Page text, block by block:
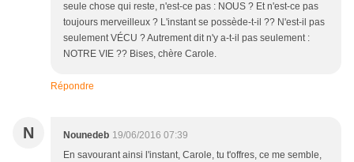
seule chose qui reste, n'est-ce pas : NOUS ? Et n'est-ce pas
toujours merveilleux ? L'instant se possède-t-il ?? N'est-il pas
seulement VÉCU ? Autrement dit n'y a-t-il pas seulement :
NOTRE VIE ?? Bises, chère Carole.
Répondre
N Nounedeb 19/06/2016 07:39
En savourant ainsi l'instant, Carole, tu t'offres, ce me semble,